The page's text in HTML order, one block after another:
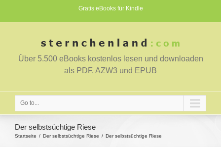
Gratis eBooks für Kindle
Über 5.500 eBooks kostenlos lesen und downloaden
als PDF, AZW3 und EPUB
Go to...
Der selbstsüchtige Riese
Startseite Der selbstsüchtige Riese Der selbstsüchtige Riese